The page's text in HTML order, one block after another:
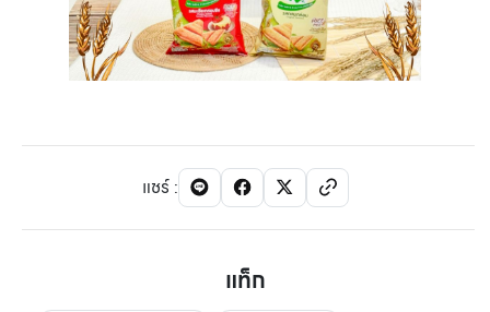
แชร์:
แท็ก